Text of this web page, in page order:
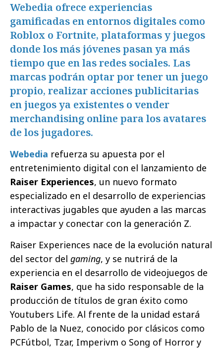
Webedia ofrece experiencias
gamificadas en entornos digitales como
Roblox o Fortnite, plataformas y juegos
donde los más jóvenes pasan ya más
tiempo que en las redes sociales. Las
marcas podrán optar por tener un juego
propio, realizar acciones publicitarias
en juegos ya existentes o vender
merchandising online para los avatares
de los jugadores.
Webedia refuerza su apuesta por el
entretenimiento digital con el lanzamiento de
Raiser Experiences, un nuevo formato
especializado en el desarrollo de experiencias
interactivas jugables que ayuden a las marcas
a impactar y conectar con la generación Z.
Raiser Experiences nace de la evolución natural
del sector del gaming, y se nutrirá de la
experiencia en el desarrollo de videojuegos de
Raiser Games, que ha sido responsable de la
producción de títulos de gran éxito como
Youtubers Life. Al frente de la unidad estará
Pablo de la Nuez, conocido por clásicos como
PCFútbol, Tzar, Imperivm o Song of Horror y